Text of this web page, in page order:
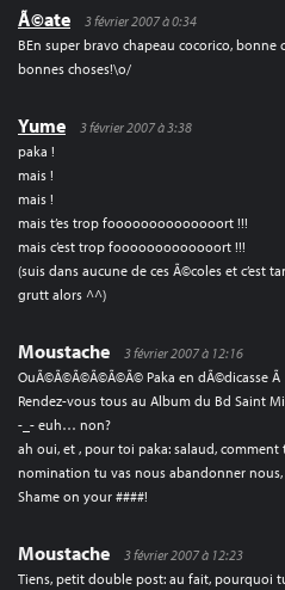
Ã©ate
3 février 2007 à 0:34
BEn super bravo chapeau cocorico,
bonnes choses!\o/
Yume
3 février 2007 à 3:38
paka !
mais !
mais !
mais t’es trop foooooooooooooort !!!
mais c’est trop fooooooooooooort !!!
(suis dans aucune de ces Ã©coles et c’est
grutt alors ^^)
Moustache
3 février 2007 à 12:16
OuÃ©Ã©Ã©Ã©Ã©Ã© Paka en dÃ©dicasse Ã
Rendez-vous tous au Album du Bd Saint
-_- euh… non?
ah oui, et , pour toi paka: salaud, comment
nomination tu vas nous abandonner
Shame on your ####!
Moustache
3 février 2007 à 12:23
Tiens, petit double post: au fait, pourquoi